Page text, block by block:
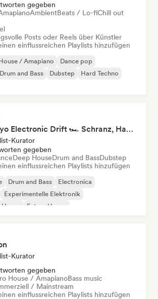
gegeben
AmbientBeats / Lo-fiChill out
Posts oder Reels über Künstler
einflussreichen Playlists hinzufügen
/ Amapiano
Dance pop
Drum and Bass Dubstep
Hard Techno
Tokyo Electronic Drift 🏎️ Schranz, Hard Techno & Anime EDM
Kurator
gegeben
Deep HouseDrum and BassDubstep
einflussreichen Playlists hinzufügen
Drum and Bass
Electronica
Experimentelle Elektronik
Future House
Kurator
gegeben
House / AmapianoBass music
/ Mainstream
einflussreichen Playlists hinzufügen